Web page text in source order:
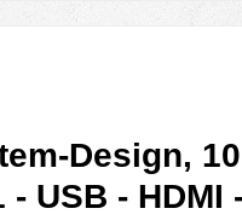
Design,
USB - HDMI